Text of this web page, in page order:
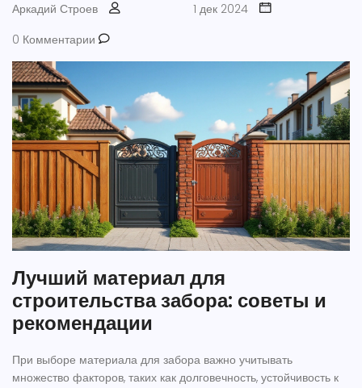
Аркадий Строев
1 дек 2024
0 Комментарии
Лучший материал для
строительства забора: советы и
рекомендации
При выборе материала для забора важно учитывать
множество факторов, таких как долговечность, устойчивость к